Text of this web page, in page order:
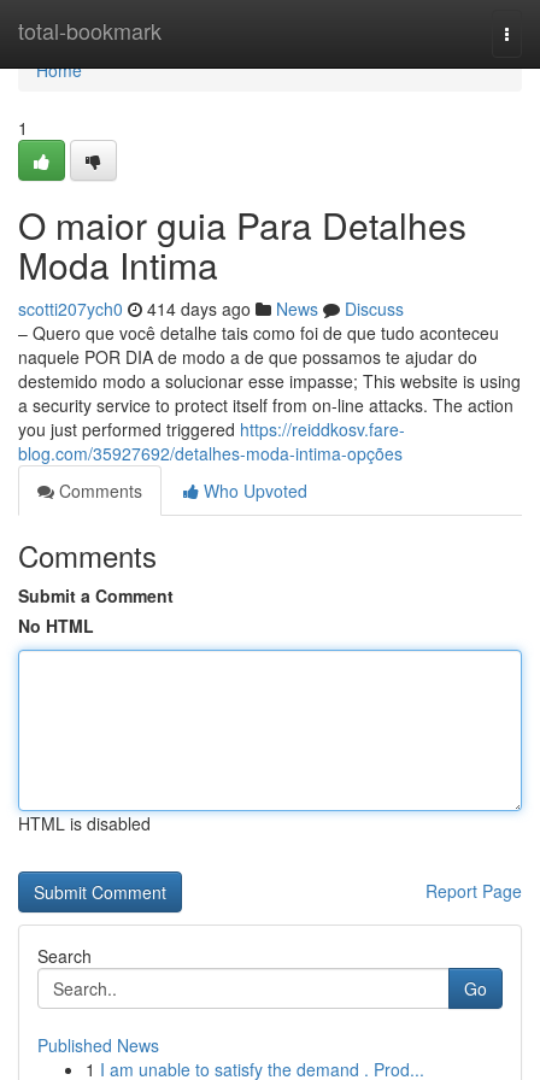
total-bookmark
Home
Home
1
O maior guia Para Detalhes
Moda Intima
scotti207ych0 414 days ago News
Discuss
– Quero que você detalhe tais como foi de que tudo aconteceu
naquele POR DIA de modo a de que possamos te ajudar do
destemido modo a solucionar esse impasse; This website is using
a security service to protect itself from on-line attacks. The action
you just performed triggered https://reiddkosv.fare-
blog.com/35927692/detalhes-moda-intima-opções
Comments
Who Upvoted
Comments
Submit a Comment
No HTML
HTML is disabled
Report Page
Search
Go
Published News
1 I am unable to satisfy the demand . Prod...